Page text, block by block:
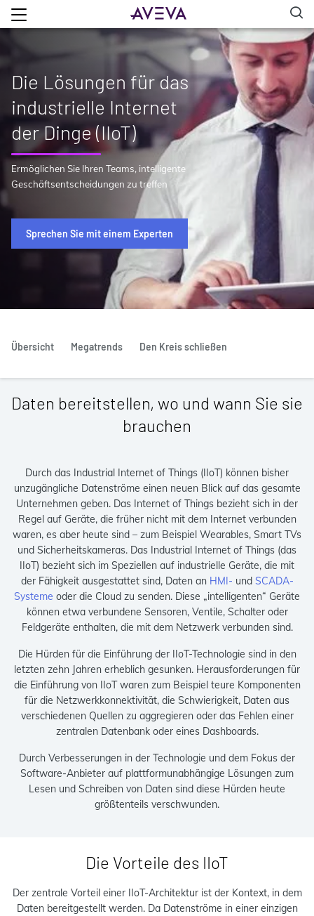
Die Lösungen für das
industrielle Internet
der Dinge (IIoT)
Ermöglichen Sie Ihren Teams, intelligente
Geschäftsentscheidungen zu treffen
Sprechen Sie mit einem Experten
Übersicht Megatrends Den Kreis schließen
Daten bereitstellen, wo und wann Sie sie
brauchen
Durch das Industrial Internet of Things (IIoT) können bisher
unzugängliche Datenströme einen neuen Blick auf das gesamte
Unternehmen geben. Das Internet of Things bezieht sich in der
Regel auf Geräte, die früher nicht mit dem Internet verbunden
waren, es aber heute sind – zum Beispiel Wearables, Smart TVs
und Sicherheitskameras. Das Industrial Internet of Things (das
IIoT) bezieht sich im Speziellen auf industrielle Geräte, die mit
der Fähigkeit ausgestattet sind, Daten an HMI- und SCADA-
Systeme oder die Cloud zu senden. Diese „intelligenten“ Geräte
können etwa verbundene Sensoren, Ventile, Schalter oder
Feldgeräte enthalten, die mit dem Netzwerk verbunden sind.
Die Hürden für die Einführung der IIoT-Technologie sind in den
letzten zehn Jahren erheblich gesunken. Herausforderungen für
die Einführung von IIoT waren zum Beispiel teure Komponenten
für die Netzwerkkonnektivität, die Schwierigkeit, Daten aus
verschiedenen Quellen zu aggregieren oder das Fehlen einer
zentralen Datenbank oder eines Dashboards.
Durch Verbesserungen in der Technologie und dem Fokus der
Software-Anbieter auf plattformunabhängige Lösungen zum
Lesen und Schreiben von Daten sind diese Hürden heute
größtenteils verschwunden.
Die Vorteile des IIoT
Der zentrale Vorteil einer IIoT-Architektur ist der Kontext, in dem
Daten bereitgestellt werden. Da Datenströme in einer einzigen